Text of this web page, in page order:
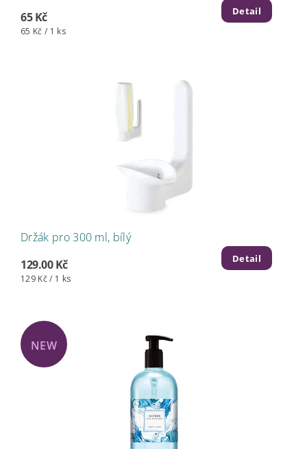
65 Kč
65 Kč / 1 ks
Detail
Držák pro 300 ml, bílý
129.00 Kč
129 Kč / 1 ks
Detail
NEW